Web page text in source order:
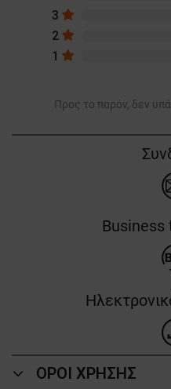
3
2
1
Προς το παρόν, δεν
Business
ΟΡΟΙ ΧΡΗΣΗΣ